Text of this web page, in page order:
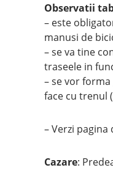
Observatii
– este
manusi de
– se va tine
traseele in
– se vor
face cu trenul
– Verzi pagina
Cazare: